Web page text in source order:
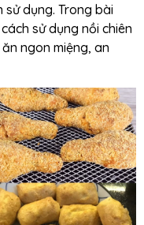
dụng. Trong bài
sử dụng nồi chiên
ngon miệng, an